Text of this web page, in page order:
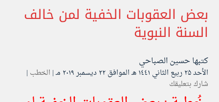
بعض العقوبات الخفية لمن خالف
السنة النبوية
كتبها حسين الصباحي
الأحد ۲۵ ربيع الثاني ۱٤٤۱ هـ الموافق ۲۲ ديسمبر ۲۰۱۹ مـ | الخطب |
شارك بتعليقك